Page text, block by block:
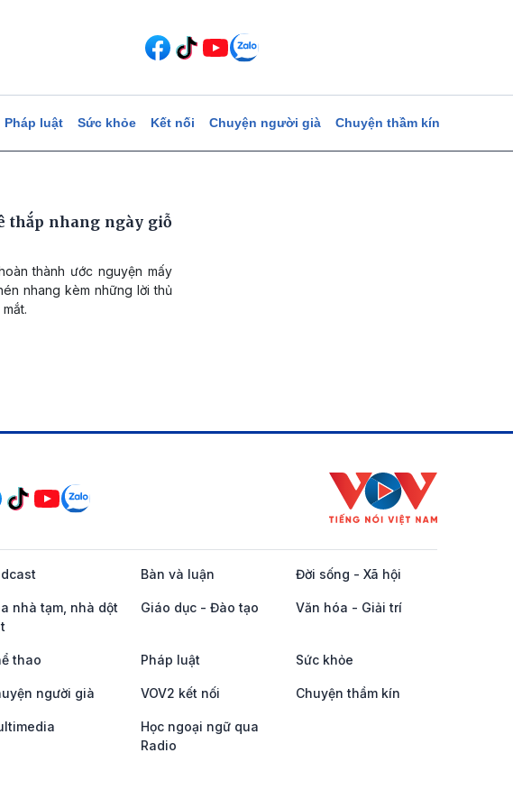
Pháp luật Sức khỏe Kết nối Chuyện người già Chuyện thầm kín
thắp nhang ngày giỗ
thành ước nguyện mấy
nhang kèm những lời thủ
Bàn và luận Đời sống - Xã hội
nhà tạm, nhà dột
Giáo dục - Đào tạo Văn hóa - Giải trí
thao Pháp luật Sức khỏe
người già VOV2 kết nối Chuyện thầm kín
Học ngoại ngữ qua
Radio